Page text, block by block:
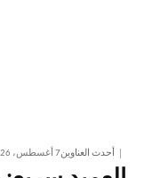
أحدث العناوين7 أغسطس، 2026